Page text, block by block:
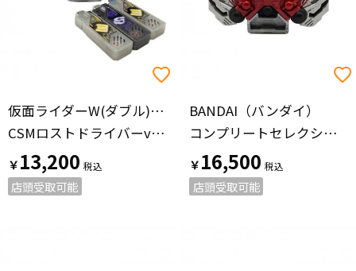
仮面ライダーW(ダブル)（カメンライダーダブル）
CSMロストドライバーver.1.5 仮面ライダー コンプリートセレクションモディフィケーション
￥13,200
店頭受取可能
BANDAI（バンダイ）
コンプリートセレクションモディフィケーション ダブルドライバー
￥16,500
店頭受取可能